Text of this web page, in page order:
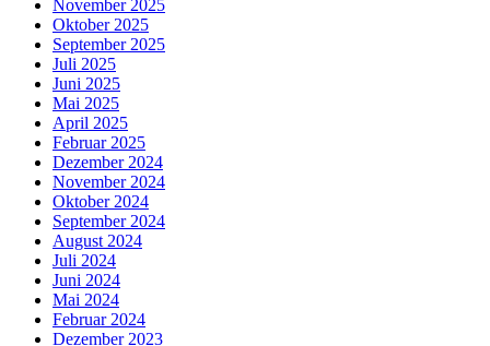
November 2025
Oktober 2025
September 2025
Juli 2025
Juni 2025
Mai 2025
April 2025
Februar 2025
Dezember 2024
November 2024
Oktober 2024
September 2024
August 2024
Juli 2024
Juni 2024
Mai 2024
Februar 2024
Dezember 2023